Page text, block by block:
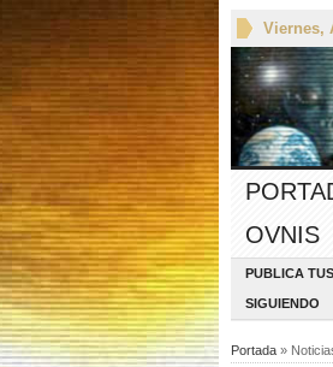
Viernes,
OVNIS
PUBLICA
SIGUIENDO
Portada »